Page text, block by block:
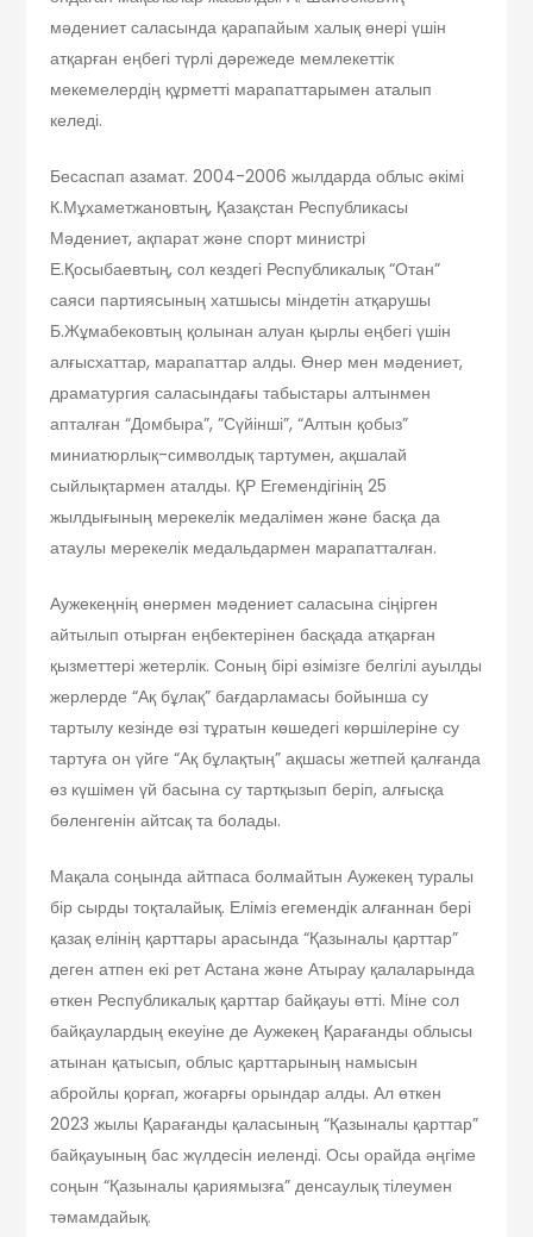
мәдениет саласында қарапайым халық өнері үшін
атқарған еңбегі түрлі дәрежеде мемлекеттік
мекемелердің құрметті марапаттарымен аталып
келеді.
Бесаспап азамат. 2004-2006 жылдарда облыс әкімі
К.Мұхаметжановтың, Қазақстан Республикасы
Мәдениет, ақпарат және спорт министрі
Е.Қосыбаевтың, сол кездегі Республикалық “Отан”
саяси партиясының хатшысы міндетін атқарушы
Б.Жұмабековтың қолынан алуан қырлы еңбегі үшін
алғысхаттар, марапаттар алды. Өнер мен мәдениет,
драматургия саласындағы табыстары алтынмен
апталған “Домбыра”, ”Сүйінші”, “Алтын қобыз”
миниатюрлық-символдық тартумен, ақшалай
сыйлықтармен аталды. ҚР Егемендігінің 25
жылдығының мерекелік медалімен және басқа да
атаулы мерекелік медальдармен марапатталған.
Аужекеңнің өнермен мәдениет саласына сіңірген
айтылып отырған еңбектерінен басқада атқарған
қызметтері жетерлік. Соның бірі өзімізге белгілі ауылды
жерлерде “Ақ бұлақ” бағдарламасы бойынша су
тартылу кезінде өзі тұратын көшедегі көршілеріне су
тартуға он үйге “Ақ бұлақтың” ақшасы жетпей қалғанда
өз күшімен үй басына су тартқызып беріп, алғысқа
бөленгенін айтсақ та болады.
Мақала соңында айтпаса болмайтын Аужекең туралы
бір сырды тоқталайық. Еліміз егемендік алғаннан бері
қазақ елінің қарттары арасында “Қазыналы қарттар”
деген атпен екі рет Астана және Атырау қалаларында
өткен Республикалық қарттар байқауы өтті. Міне сол
байқаулардың екеуіне де Аужекең Қарағанды облысы
атынан қатысып, облыс қарттарының намысын
абройлы қорғап, жоғарғы орындар алды. Ал өткен
2023 жылы Қарағанды қаласының “Қазыналы қарттар”
байқауының бас жүлдесін иеленді. Осы орайда әңгіме
соңын “Қазыналы қариямызға” денсаулық тілеумен
тәмамдайық.